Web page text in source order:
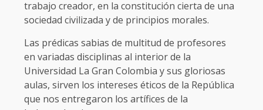
trabajo creador, en la constitución cierta de una
sociedad civilizada y de principios morales.
Las prédicas sabias de multitud de profesores
en variadas disciplinas al interior de la
Universidad La Gran Colombia y sus gloriosas
aulas, sirven los intereses éticos de la República
que nos entregaron los artífices de la